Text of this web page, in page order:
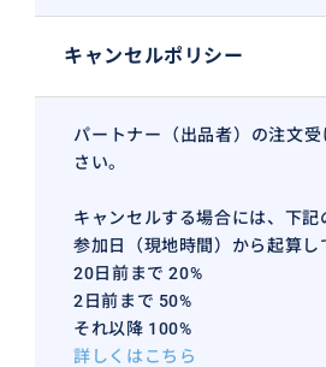
00円が追加となりますので、ご
おすすめ
キャンセルポリシー
パートナー（出品者）の注文
さい。
キャンセルする場合には、下記
参加日（現地時間）から起算し
20日前まで 20%
2日前まで 50%
それ以降 100%
詳しくはこちら